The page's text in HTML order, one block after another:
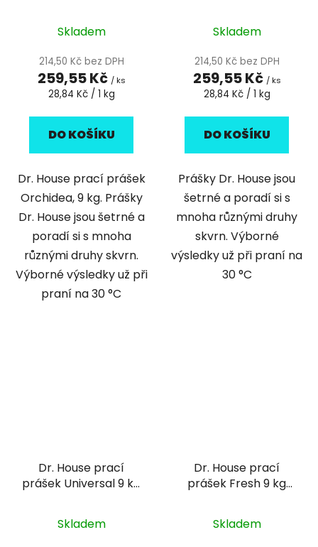
Skladem
214,50 Kč bez DPH
259,55 Kč / ks
Měrná
28,84 Kč / 1 kg
DO KOŠÍKU
Dr. House prací prášek
Orchidea, 9 kg. Prášky
Dr. House jsou šetrné a
poradí si s mnoha
různými druhy skvrn.
Výborné výsledky už při
praní na 30 °C
Skladem
214,50 Kč bez DPH
259,55 Kč / ks
Měrná
28,84 Kč / 1 kg
DO KOŠÍKU
Prášky Dr. House jsou
šetrné a poradí si s
mnoha různými druhy
skvrn. Výborné
výsledky už při praní na
30 °C
Dr. House prací
prášek Universal 9 kg
Skladem
Dr. House prací
prášek Fresh 9 kg
Skladem